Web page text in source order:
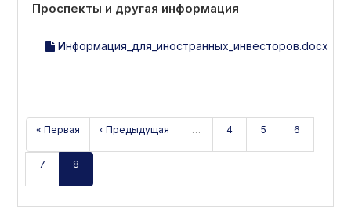
Проспекты и другая информация
Информация_для_иностранных_инвесторов.docx
« Первая ‹ Предыдущая … 4 5 6
7 8